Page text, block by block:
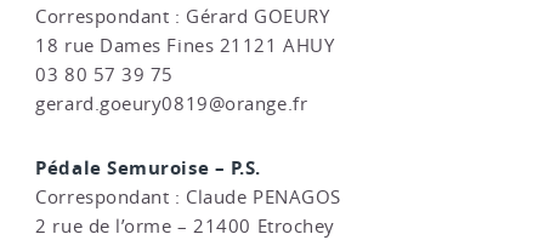
Correspondant : Gérard GOEURY
18 rue Dames Fines 21121 AHUY
03 80 57 39 75
gerard.goeury0819@orange.fr
Pédale Semuroise – P.S.
Correspondant : Claude PENAGOS
2 rue de l’orme – 21400 Etrochey